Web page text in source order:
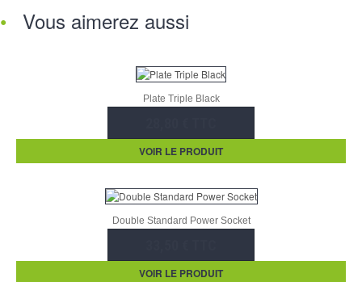
Vous aimerez aussi
Plate Triple Black
VOIR LE PRODUIT
Double Standard Power Socket
VOIR LE PRODUIT